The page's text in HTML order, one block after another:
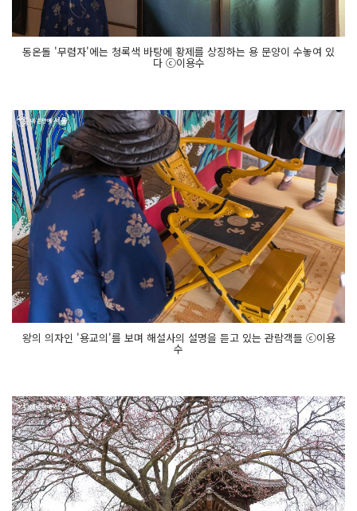
동온돌 '무렴자'에는 청록색 바탕에 황제를 상징하는 용 문양이 수놓여 있
다 ⓒ이용수
왕의 의자인 '용교의'를 보며 해설사의 설명을 듣고 있는 관람객들 ⓒ이용
수